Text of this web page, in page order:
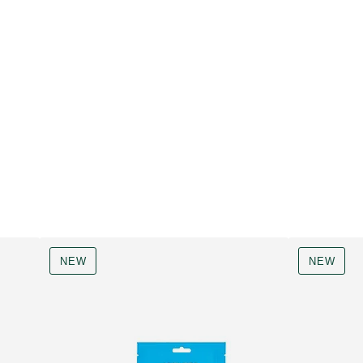
NEW NEW